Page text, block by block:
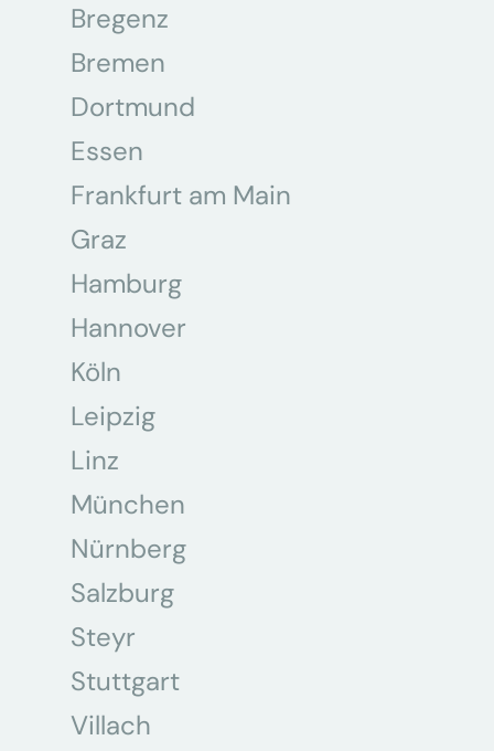
Bregenz
Bremen
Dortmund
Essen
Frankfurt am Main
Graz
Hamburg
Hannover
Köln
Leipzig
Linz
München
Nürnberg
Salzburg
Steyr
Stuttgart
Villach